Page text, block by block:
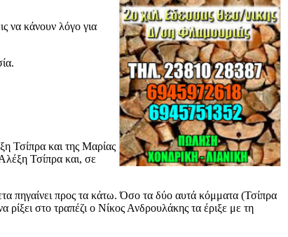
να κάνουν λόγο για
Τσίπρα και της Μαρίας
Τσίπρα και, σε
πηγαίνει προς τα κάτω. Όσο τα δύο αυτά κόμματα (Τσίπρα
στο τραπέζι ο Νίκος Ανδρουλάκης τα έριξε με τη